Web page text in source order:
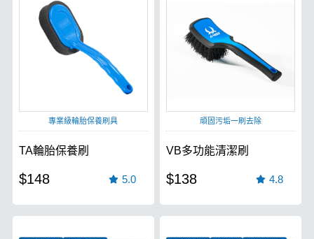
專業級輪胎保養刷具
TA輪胎保養刷
$148 5.0
頑固污垢一刷去除
VB多功能清潔刷
$138 4.8